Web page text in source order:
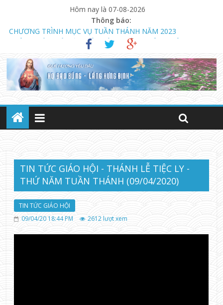
Hôm nay là 07-08-2026
Thông báo:
CHƯƠNG TRÌNH MỤC VỤ TUẦN THÁNH NĂM 2023
THÔNG BÁO MỞ LỚP GIÁO LÝ DỰ TÒNG HÔN NHÂN
NGÀY 13.08.2023 KHAI GIẢNG KHÓA GIÁO LÝ DỰ TÒNG VÀ
HÔN NHÂN (LÚC 18 GIỜ)
TIN TỨC GIÁO HỘI - THÁNH LỄ TIỆC LY -
THỨ NĂM TUẦN THÁNH (09/04/2020)
TIN TỨC GIÁO HỘI
09/04/20 18:44 PM
2612lượt xem